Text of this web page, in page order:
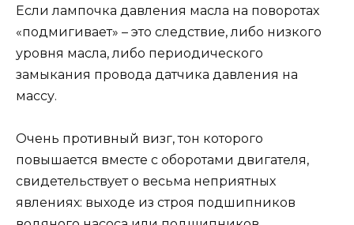
Если лампочка давления масла на поворотах
«подмигивает» – это следствие, либо низкого
уровня масла, либо периодического
замыкания провода датчика давления на
массу.
Очень противный визг, тон которого
повышается вместе с оборотами двигателя,
свидетельствует о весьма неприятных
явлениях: выходе из строя подшипников